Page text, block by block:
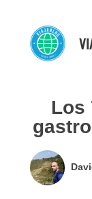
contenido
Los